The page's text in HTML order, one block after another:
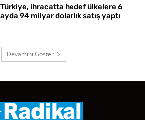
Türkiye, ihracatta hedef ülkelere 6
ayda 94 milyar dolarlık satış yaptı
Devamını Göster